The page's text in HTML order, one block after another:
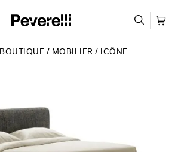
BOUTIQUE / MOBILIER / ICÔNE